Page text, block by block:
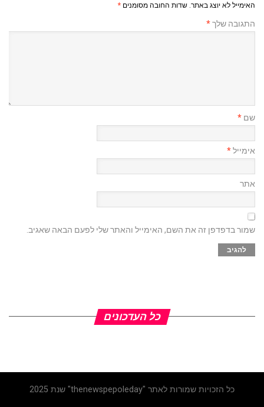
האימייל לא יוצג באתר. שדות החובה מסומנים *
התגובה שלך*
שם *
אימייל*
אתר
שמור בדפדפן זה את השם, האימייל והאתר שלי לפעם הבאה שאגיב.
כל העדכונים
כל הזכויות שמורות לאתר "thenewspepoleday" שנת 2025